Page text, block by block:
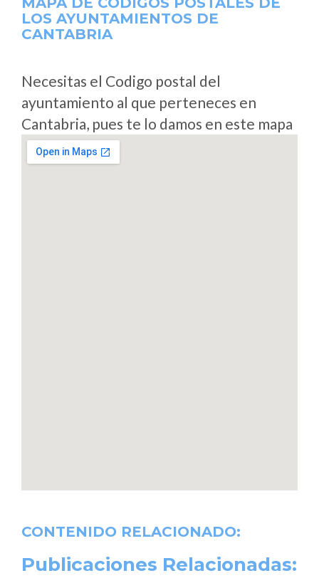
LOS AYUNTAMIENTOS DE
CANTABRIA
Necesitas el Codigo postal del
ayuntamiento al que perteneces en
Cantabria, pues te lo damos en este mapa
CONTENIDO RELACIONADO:
Publicaciones Relacionadas: